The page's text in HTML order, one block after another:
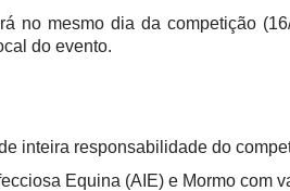
no mesmo dia da competição
do evento.
inteira responsabilidade do
Equina (AIE) e Mormo com